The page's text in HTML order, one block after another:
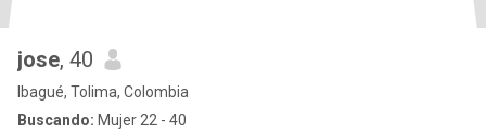
jose, 40
Ibagué, Tolima, Colombia
Buscando: Mujer 22 - 40